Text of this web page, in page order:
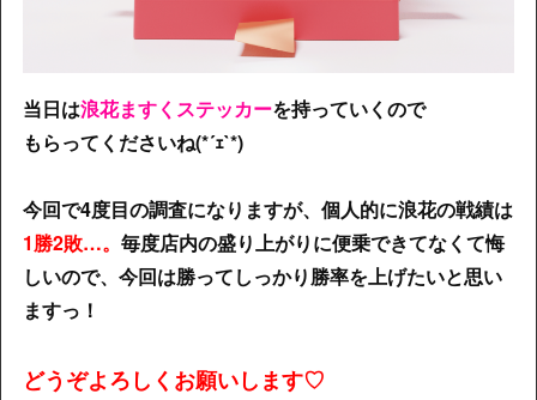
当日は浪花ますくステッカーを持っていくので
もらってくださいね(*´ｪ`*)
今回で4度目の調査になりますが、個人的に浪花の戦績は
1勝2敗…。 毎度店内の盛り上がりに便乗できてなくて悔
しいので、今回は勝ってしっかり勝率を上げたいと思い
ますっ！
どうぞよろしくお願いします♡